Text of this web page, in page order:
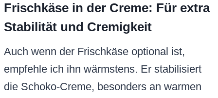
Frischkäse in der Creme: Für extra
Stabilität und Cremigkeit
Auch wenn der Frischkäse optional ist,
empfehle ich ihn wärmstens. Er stabilisiert
die Schoko-Creme, besonders an warmen